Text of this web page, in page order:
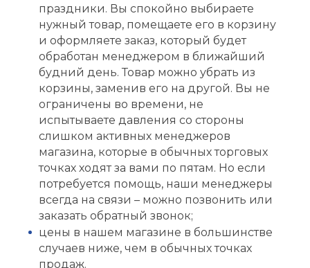
праздники. Вы спокойно выбираете
нужный товар, помещаете его в корзину
и оформляете заказ, который будет
обработан менеджером в ближайший
будний день. Товар можно убрать из
корзины, заменив его на другой. Вы не
ограничены во времени, не
испытываете давления со стороны
слишком активных менеджеров
магазина, которые в обычных торговых
точках ходят за вами по пятам. Но если
потребуется помощь, наши менеджеры
всегда на связи – можно позвонить или
заказать обратный звонок;
цены в нашем магазине в большинстве
случаев ниже, чем в обычных точках
продаж.